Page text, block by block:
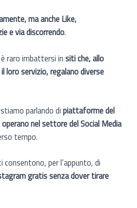
ma anche Like,
e via discorrendo.
raro imbattersi in siti che, allo
loro servizio, regalano diverse
parlando dipiattaforme del
nel settore del Social Media
tempo.
consentono, per l’appunto, di
gratis senza dover tirare